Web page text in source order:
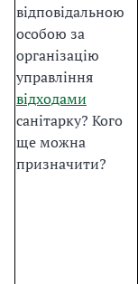
відповідальною
особою за
організацію
управління
відходами
санітарку? Кого
ще можна
призначити?